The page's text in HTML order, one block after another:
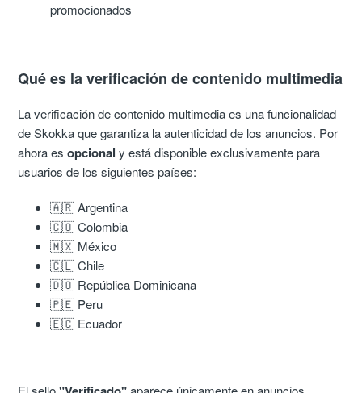
promocionados
Qué es la verificación de contenido multimedia
La verificación de contenido multimedia es una funcionalidad
de Skokka que garantiza la autenticidad de los anuncios. Por
ahora esopcional y está disponible exclusivamente para
usuarios de los siguientes países:
🇦🇷 Argentina
🇨🇴 Colombia
🇲🇽 México
🇨🇱 Chile
🇩🇴 República Dominicana
🇵🇪 Peru
🇪🇨 Ecuador